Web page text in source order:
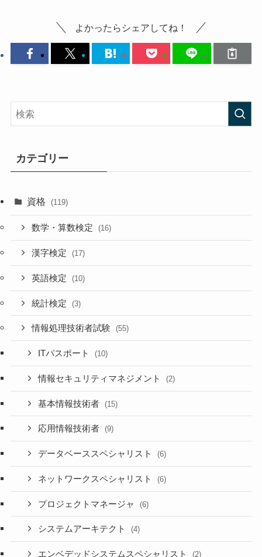
よかったらシェアしてね！
カテゴリー
資格 (119)
数学・算数検定 (16)
漢字検定 (17)
英語検定 (10)
統計検定 (3)
情報処理技術者試験 (55)
ITパスポート (10)
情報セキュリティマネジメント (2)
基本情報技術者 (15)
応用情報技術者 (9)
データベーススペシャリスト (6)
ネットワークスペシャリスト (6)
プロジェクトマネージャ (6)
システムアーキテクト (4)
エンベデッドシステムスペシャリスト (2)